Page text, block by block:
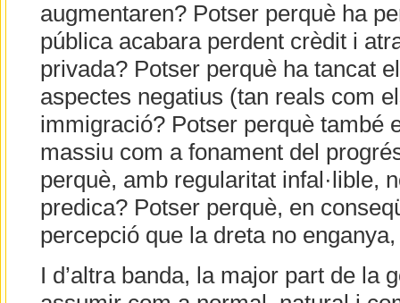
augmentaren? Potser perquè ha
pública acabara perdent crèdit i
privada? Potser perquè ha tancat
aspectes negatius (tan reals com
immigració? Potser perquè també
massiu com a fonament del
perquè, amb regularitat infal·lible,
predica? Potser perquè, en
percepció que la dreta no
I d’altra banda, la major part de la